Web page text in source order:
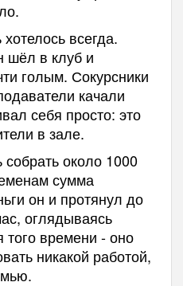
всегда.
шёл в клуб и
голым. Сокурсники
качали
себя просто: это
в зале.
около 1000
сумма
он и протянул до
оглядываясь
того времени - оно
никакой работой,